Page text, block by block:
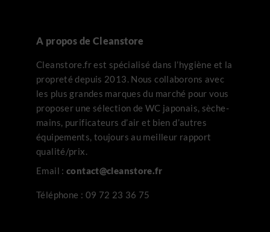
A propos de Cleanstore
Cleanstore.fr est spécialisé dans l’hygiène et la
propreté depuis 2013. Nous collaborons avec
les plus grandes marques du marché pour vous
proposer une sélection de WC japonais, sèche-
mains, purificateurs d’air et bien d’autres
équipements, toujours au meilleur rapport
qualité/prix.
Email : contact@cleanstore.fr
Téléphone : 09 72 23 36 75